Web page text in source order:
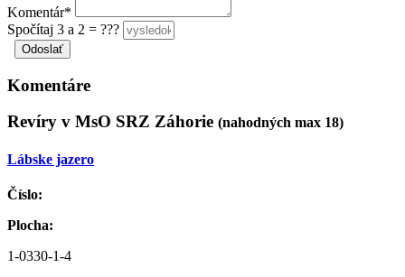
Komentár*
Spočítaj 3 a 2 = ???
Komentáre
Revíry v MsO SRZ Záhorie (nahodných max 18)
Lábske jazero
Číslo:
Plocha:
1-0330-1-4